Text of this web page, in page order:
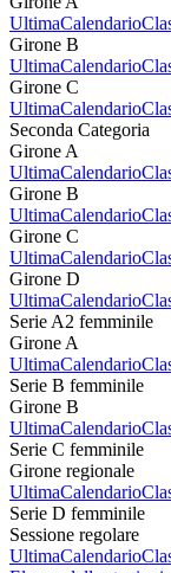
UltimaCalendario
Girone B
UltimaCalendario
Girone C
UltimaCalendario
Seconda Categoria
Girone A
UltimaCalendario
Girone B
UltimaCalendario
Girone C
UltimaCalendario
Girone D
UltimaCalendario
Serie A2 femminile
Girone A
UltimaCalendario
Serie B femminile
Girone B
UltimaCalendario
Serie C femminile
Girone regionale
UltimaCalendario
Serie D femminile
Sessione regolare
UltimaCalendario